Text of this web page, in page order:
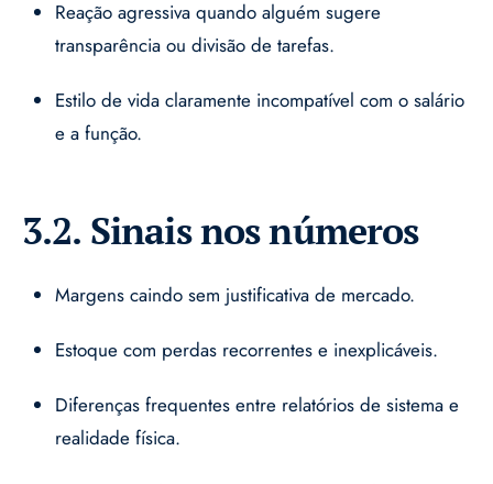
Reação agressiva quando alguém sugere
transparência ou divisão de tarefas.
Estilo de vida claramente incompatível com o salário
e a função.
3.2. Sinais nos números
Margens caindo sem justificativa de mercado.
Estoque com perdas recorrentes e inexplicáveis.
Diferenças frequentes entre relatórios de sistema e
realidade física.